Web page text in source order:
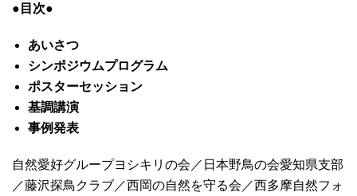
●目次●
あいさつ
シンポジウムプログラム
ポスターセッション
基調講演
事例発表
自然愛好グループヨシキリの会／日本野鳥の会愛知県支部
／藤沢探鳥クラブ／西岡の自然を守る会／西多摩自然フォ